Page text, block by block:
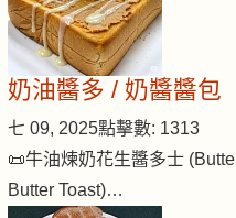
奶油醬多 / 奶醬醬包
七 09, 2025點擊數: 1313
📜牛油煉奶花生醬多士
Butter Toast)…